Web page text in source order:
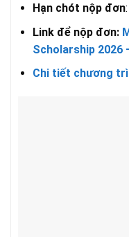
Hạn chót nộp đơn:
Link để nộp đơn:
Scholarship 2026
Chi tiết chương